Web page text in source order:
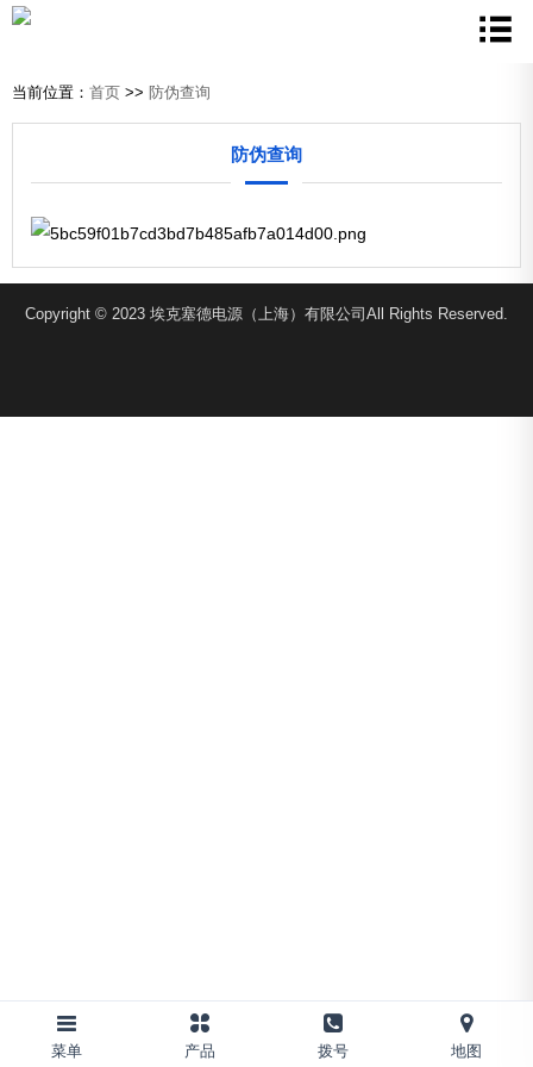
当前位置： 首页 >> 防伪查询
防伪查询
Copyright © 2023 埃克塞德电源（上海）有限公司All Rights Reserved.
菜单 产品 拨号 地图